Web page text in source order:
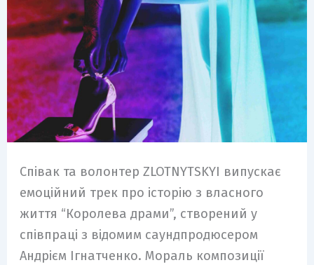
Співак та волонтер ZLOTNYTSKYI випускає
емоційний трек про історію з власного
життя “Королева драми”, створений у
співпраці з відомим саундпродюсером
Андрієм Ігнатченко. Мораль композиції